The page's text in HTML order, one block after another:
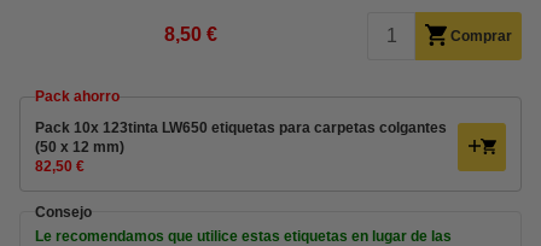
8,50 € Comprar
Pack ahorro
Pack 10x 123tinta LW650 etiquetas para carpetas colgantes
(50 x 12 mm)
82,50 €
Consejo
Le recomendamos que utilice estas etiquetas en lugar de las